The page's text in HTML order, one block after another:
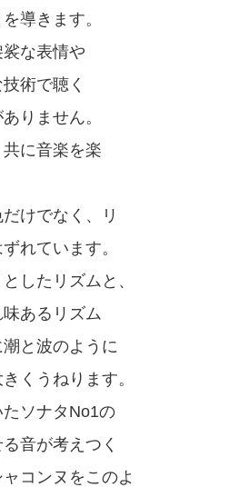
導きます。
な表情や
術で聴く
りません。
に音楽を楽
けでなく、リ
れています。
したリズムと、
あるリズム
と波のように
くうねります。
ソナタNo1の
音が考えつく
コンヌをこのよ